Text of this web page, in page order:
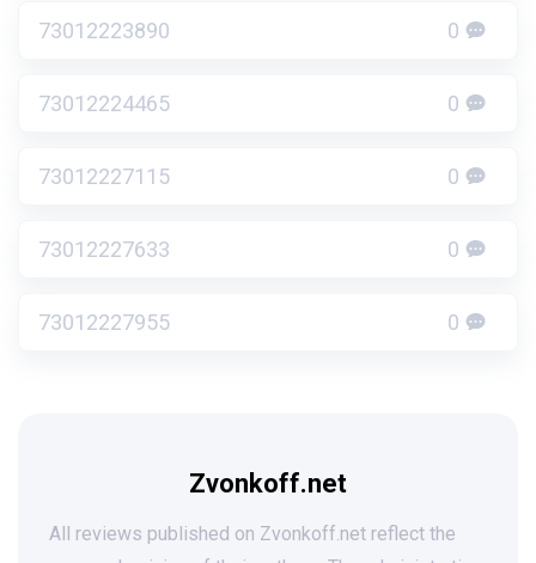
73012223890 0
73012224465 0
73012227115 0
73012227633 0
73012227955 0
Zvonkoff.net
All reviews published on Zvonkoff.net reflect the